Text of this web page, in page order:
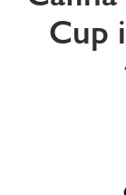
Cup